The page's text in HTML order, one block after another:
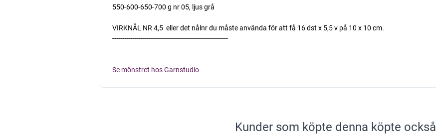
550-600-650-700 g nr 05, ljus grå
VIRKNÅL NR 4,5  eller det nålnr du måste använda för att få 16 dst x 5,5 v på 10 x 10 cm.
----------------------------------------------------------
Se mönstret hos Garnstudio
Kunder som köpte denna köpte också